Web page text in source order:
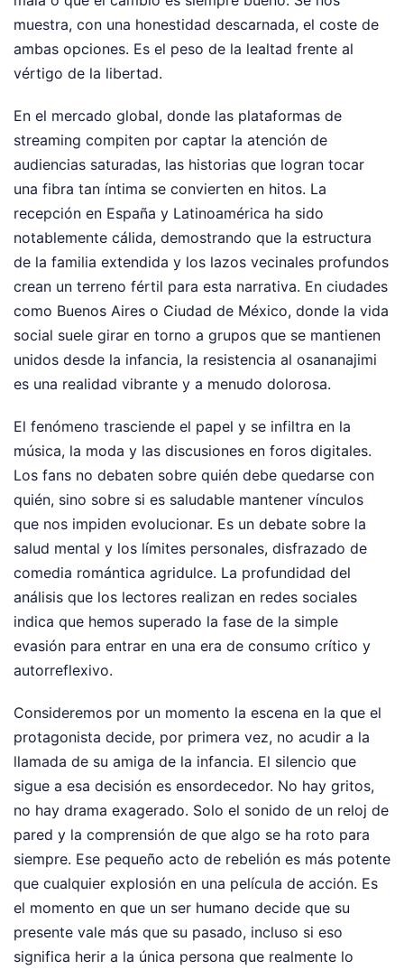
muestra, con una honestidad descarnada, el coste de
ambas opciones. Es el peso de la lealtad frente al
vértigo de la libertad.
En el mercado global, donde las plataformas de
streaming compiten por captar la atención de
audiencias saturadas, las historias que logran tocar
una fibra tan íntima se convierten en hitos. La
recepción en España y Latinoamérica ha sido
notablemente cálida, demostrando que la estructura
de la familia extendida y los lazos vecinales profundos
crean un terreno fértil para esta narrativa. En ciudades
como Buenos Aires o Ciudad de México, donde la vida
social suele girar en torno a grupos que se mantienen
unidos desde la infancia, la resistencia al osananajimi
es una realidad vibrante y a menudo dolorosa.
El fenómeno trasciende el papel y se infiltra en la
música, la moda y las discusiones en foros digitales.
Los fans no debaten sobre quién debe quedarse con
quién, sino sobre si es saludable mantener vínculos
que nos impiden evolucionar. Es un debate sobre la
salud mental y los límites personales, disfrazado de
comedia romántica agridulce. La profundidad del
análisis que los lectores realizan en redes sociales
indica que hemos superado la fase de la simple
evasión para entrar en una era de consumo crítico y
autorreflexivo.
Consideremos por un momento la escena en la que el
protagonista decide, por primera vez, no acudir a la
llamada de su amiga de la infancia. El silencio que
sigue a esa decisión es ensordecedor. No hay gritos,
no hay drama exagerado. Solo el sonido de un reloj de
pared y la comprensión de que algo se ha roto para
siempre. Ese pequeño acto de rebelión es más potente
que cualquier explosión en una película de acción. Es
el momento en que un ser humano decide que su
presente vale más que su pasado, incluso si eso
significa herir a la única persona que realmente lo